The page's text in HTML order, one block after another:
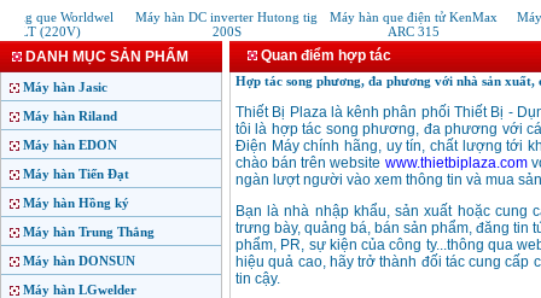
tig que Worldwel
(220V)
Máy hàn DC inverter Hutong tig
200S
Máy hàn que điện tử KenMax
ARC 315
DANH MỤC SẢN PHẨM
Máy hàn Jasic
Máy hàn Riland
Máy hàn EDON
Máy hàn Tiến Đạt
Máy hàn Hồng ký
Máy hàn Trung Thắng
Máy hàn DONSUN
Máy hàn LGwelder
Quan điểm hợp tác
Hợp tác song phương, đa phương với nhà sản xuất,
Thiết Bị Plaza là kênh phân phối Thiết Bị -
tôi là hợp tác song phương, đa phương với
Điện Máy chính hãng, uy tín, chất lượng tới
chào bán trên website www.thietbiplaza.com
ngàn lượt người vào xem thông tin và mua
Bạn là nhà nhập khẩu, sản xuất hoặc cung
trưng bày, quảng bá, bán sản phẩm, đăng tin
phẩm, PR, sự kiện của công ty...thông qua
hiệu quả cao, hãy trở thành đối tác cung cấp
tin cậy.